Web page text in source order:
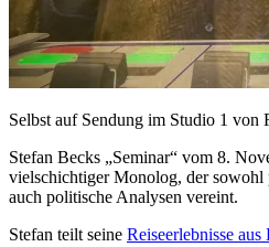
Selbst auf Sendung im Studio 1
Stefan Becks „Seminar“ vom 8.
vielschichtiger Monolog, der sowohl
auch politische Analysen vereint.
Stefan teilt seine Reiseerlebnisse aus